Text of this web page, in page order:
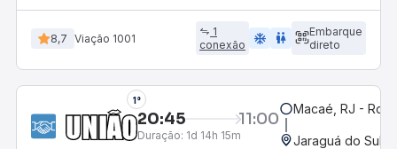
8,7 Viação 1001
1
conexão
ac_unit wc
Embarque
direto
1°
20:45 11:00
Duração: 1d 14h 15m
Macaé, RJ -
Jaraguá do Sul,